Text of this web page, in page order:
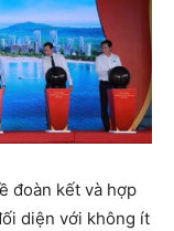
đoàn kết và hợp
diện với không ít